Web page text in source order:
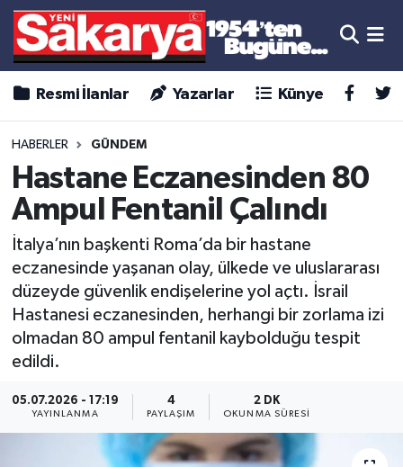
Resmi İlanlar Yazarlar Künye
HABERLER GÜNDEM
Hastane Eczanesinden 80
Ampul Fentanil Çalındı
İtalya’nın başkenti Roma’da bir hastane
eczanesinde yaşanan olay, ülkede ve uluslararası
düzeyde güvenlik endişelerine yol açtı. İsrail
Hastanesi eczanesinden, herhangi bir zorlama izi
olmadan 80 ampul fentanil kaybolduğu tespit
edildi.
05.07.2026 - 17:19
YAYINLANMA
4
PAYLAŞIM
2 DK
OKUNMA SÜRESI